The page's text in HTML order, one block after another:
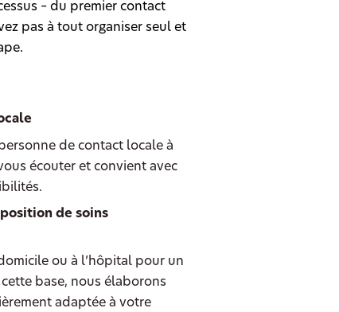
– du premier contact
pas à tout organiser seul et
de contact locale à
écouter et convient avec
de soins
ou à l’hôpital pour un
base, nous élaborons
adaptée à votre